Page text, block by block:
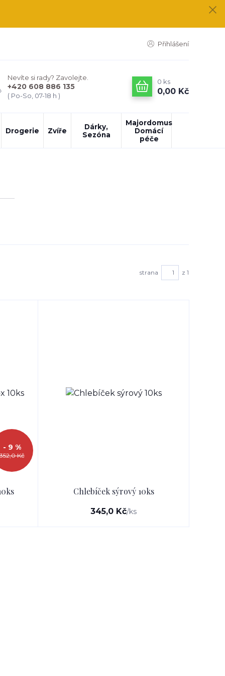
Přihlášení
Nevíte si rady? Zavolejte.
+420 608 886 135
( Po-So, 07-18 h )
0 ks
0,00 Kč
Drogerie Zvíře
Dárky,
Sezóna
Majordomus
Domácí
péče
strana z 1
Kč
- 9 %
Chlebíček sýrový 10ks
345,0 Kč/ks